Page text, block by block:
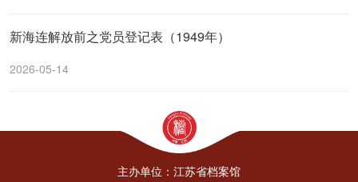
新海连解放前之党员登记表（1949年）
2026-05-14
主办单位：江苏省档案馆